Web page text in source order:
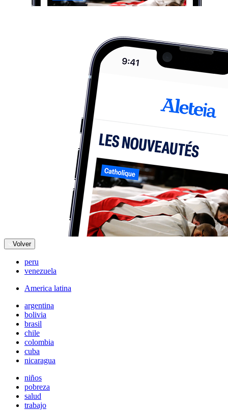
Volver
peru
venezuela
America latina
argentina
bolivia
brasil
chile
colombia
cuba
nicaragua
niños
pobreza
salud
trabajo